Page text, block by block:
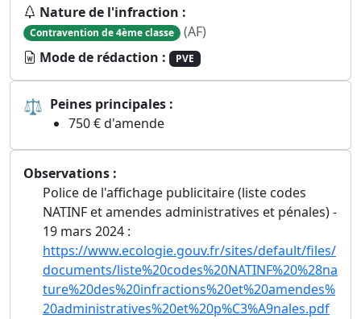
Nature de l'infraction :
Contravention de 4ème classe (AF)
Mode de rédaction :
PVE
⚖ Peines principales :
750 € d'amende
Observations :
Police de l'affichage publicitaire (liste codes
NATINF et amendes administratives et pénales) -
19 mars 2024 :
https://www.ecologie.gouv.fr/sites/default/files/
documents/liste%20codes%20NATINF%20%28na
ture%20des%20infractions%20et%20amendes%
20administratives%20et%20p%C3%A9nales.pdf